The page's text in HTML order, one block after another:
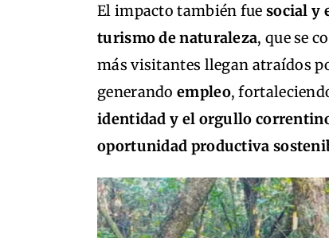
El impacto también fue social y
turismo de naturaleza, que se
más visitantes llegan atraídos
generandoempleo,
identidad y el orgullo
oportunidad productiva